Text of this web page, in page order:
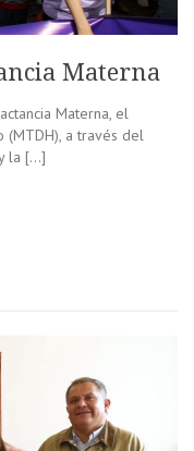
Materna
Materna, el
(MTDH), a través del
la […]